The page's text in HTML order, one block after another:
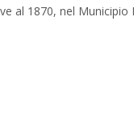
al 1870, nel